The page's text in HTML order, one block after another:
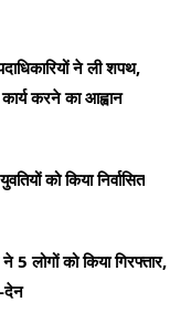
ने ली शपथ,
करने का आह्वान
को किया निर्वासित
लोगों को किया गिरफ्तार,
देन